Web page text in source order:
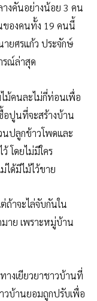
างคันอย่างน้อย 3 คน
องคนทั้ง 19 คนนี้
ยศรแก้ว ประจักษ์
รณ์ล่าสุด
ม้คนละไม่กี่ท่อนเพื่อ
อปูนที่จะสร้างบ้าน
นปลูกข้าวโพดและ
ว้ โดยไม่มีใคร
ได้มีไม้ไว้ขาย
ถ้าจะไล่จับกันใน
าย เพราะหมู่บ้าน
างเยียวยาชาวบ้านที่
วบ้านยอมถูกปรับเพื่อ